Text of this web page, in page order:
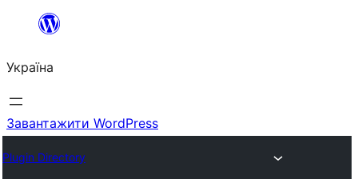
Перейти
вмісту
Україна
Завантажити WordPress
Plugin Directory